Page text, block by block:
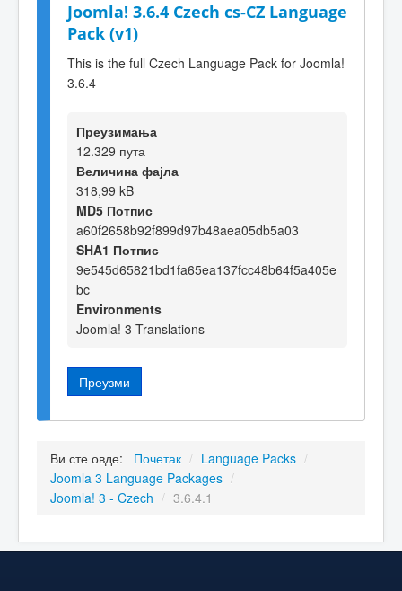
Joomla! 3.6.4 Czech cs-CZ Language
Pack (v1)
This is the full Czech Language Pack for Joomla!
3.6.4
Преузимања
12.329 пута
Величина фајла
318,99 kB
MD5 Потпис
a60f2658b92f899d97b48aea05db5a03
SHA1 Потпис
9e545d65821bd1fa65ea137fcc48b64f5a405e
bc
Environments
Joomla! 3 Translations
Преузми
Ви сте овде: Почетак / Language Packs /
Joomla 3 Language Packages /
Joomla! 3 - Czech / 3.6.4.1